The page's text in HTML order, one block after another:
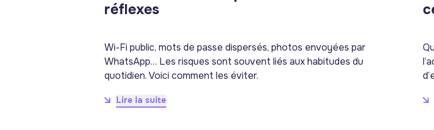
réflexes
Wi-Fi public, mots de passe dispersés, photos envoyées par
WhatsApp… Les risques sont souvent liés aux habitudes du
quotidien. Voici comment les éviter.
Lire la suite